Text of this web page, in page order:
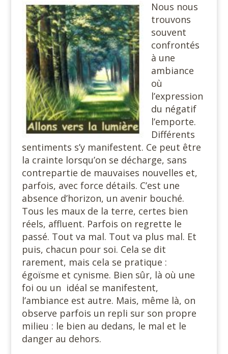
Nous nous
trouvons
souvent
confrontés
à une
ambiance
où
l’expression
du négatif
l’emporte.
Différents
sentiments s’y manifestent. Ce peut être
la crainte lorsqu’on se décharge, sans
contrepartie de mauvaises nouvelles et,
parfois, avec force détails. C’est une
absence d’horizon, un avenir bouché.
Tous les maux de la terre, certes bien
réels, affluent. Parfois on regrette le
passé. Tout va mal. Tout va plus mal. Et
puis, chacun pour soi. Cela se dit
rarement, mais cela se pratique :
égoïsme et cynisme. Bien sûr, là où une
foi ou un idéal se manifestent,
l’ambiance est autre. Mais, même là, on
observe parfois un repli sur son propre
milieu : le bien au dedans, le mal et le
danger au dehors.